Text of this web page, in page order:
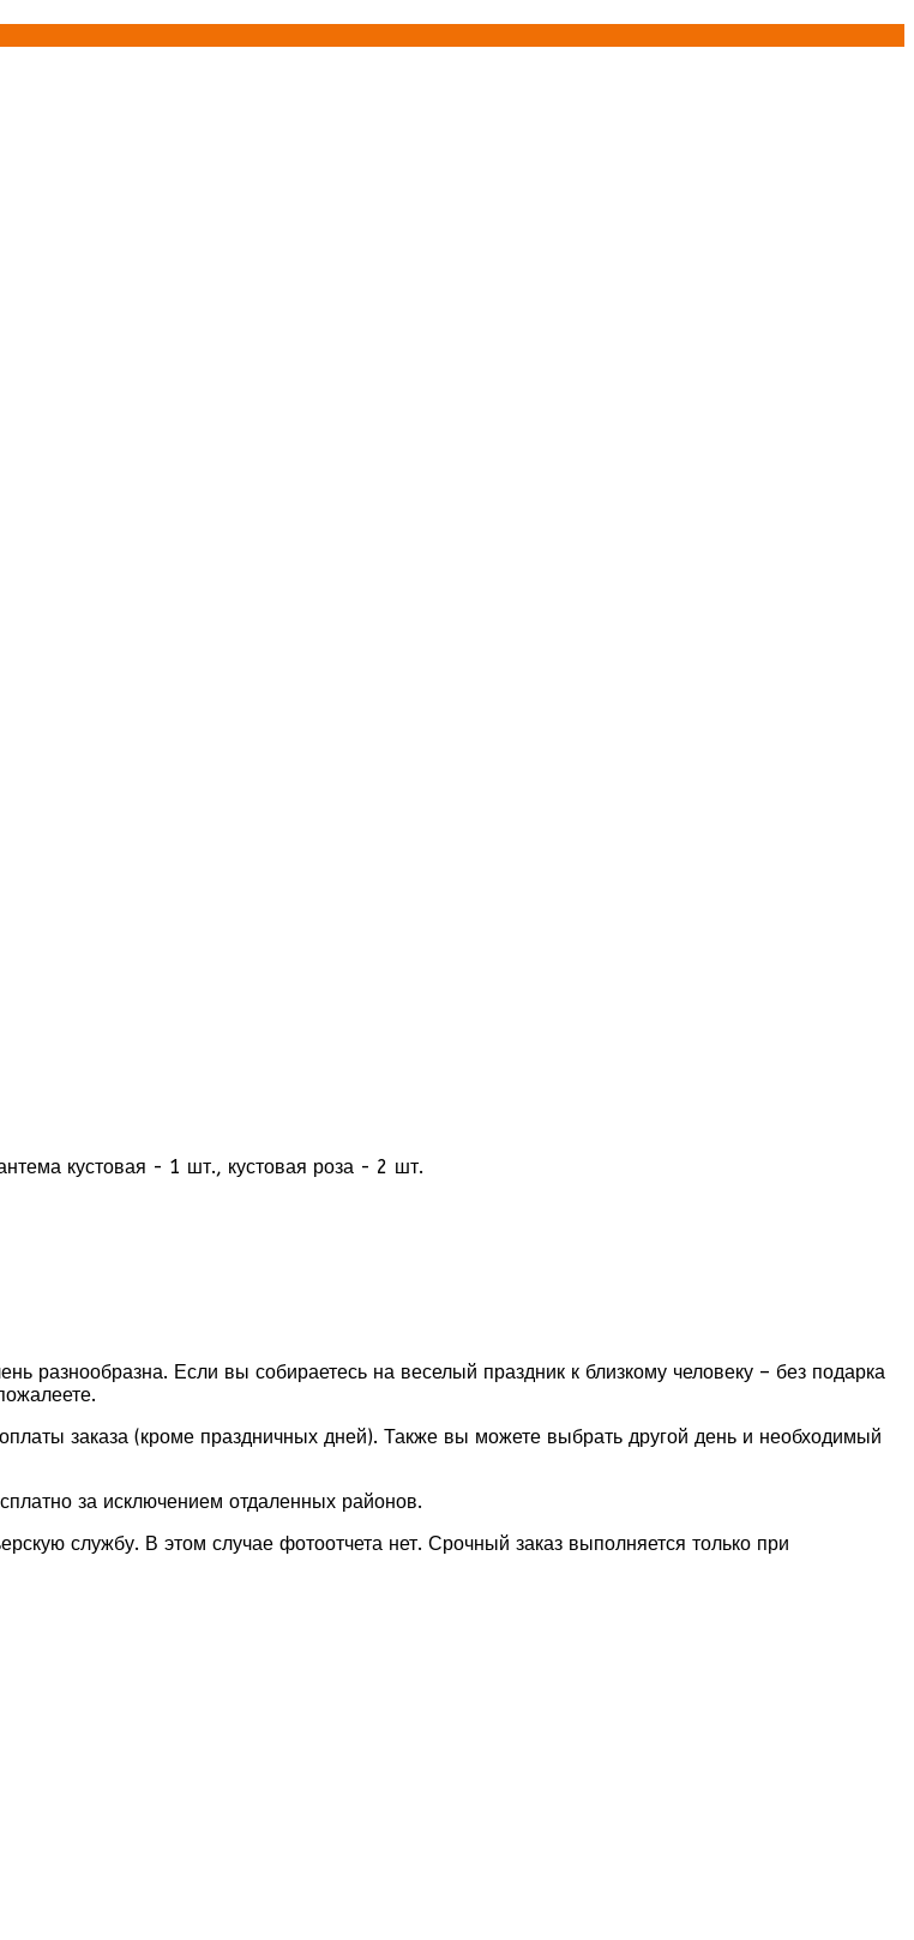
кустовая - 1 шт., кустовая роза - 2 шт.
разнообразна. Если вы собираетесь на веселый праздник к близкому человеку – без подарка
заказа (кроме праздничных дней). Также вы можете выбрать другой день и необходимый
за исключением отдаленных районов.
службу. В этом случае фотоотчета нет. Срочный заказ выполняется только при